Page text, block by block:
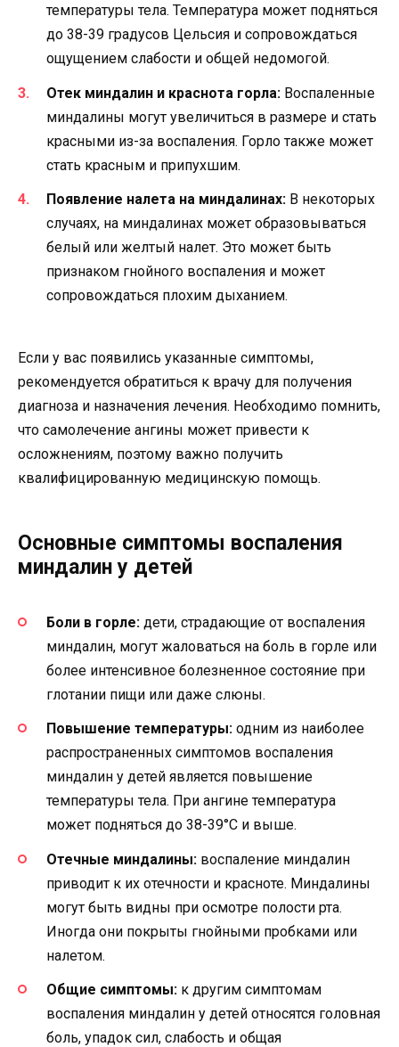
температуры тела. Температура может подняться
до 38-39 градусов Цельсия и сопровождаться
ощущением слабости и общей недомогой.
Отек миндалин и краснота горла: Воспаленные
миндалины могут увеличиться в размере и стать
красными из-за воспаления. Горло также может
стать красным и припухшим.
Появление налета на миндалинах: В некоторых
случаях, на миндалинах может образовываться
белый или желтый налет. Это может быть
признаком гнойного воспаления и может
сопровождаться плохим дыханием.
Если у вас появились указанные симптомы,
рекомендуется обратиться к врачу для получения
диагноза и назначения лечения. Необходимо помнить,
что самолечение ангины может привести к
осложнениям, поэтому важно получить
квалифицированную медицинскую помощь.
Основные симптомы воспаления
миндалин у детей
Боли в горле: дети, страдающие от воспаления
миндалин, могут жаловаться на боль в горле или
более интенсивное болезненное состояние при
глотании пищи или даже слюны.
Повышение температуры: одним из наиболее
распространенных симптомов воспаления
миндалин у детей является повышение
температуры тела. При ангине температура
может подняться до 38-39°C и выше.
Отечные миндалины: воспаление миндалин
приводит к их отечности и красноте. Миндалины
могут быть видны при осмотре полости рта.
Иногда они покрыты гнойными пробками или
налетом.
Общие симптомы: к другим симптомам
воспаления миндалин у детей относятся головная
боль, упадок сил, слабость и общая